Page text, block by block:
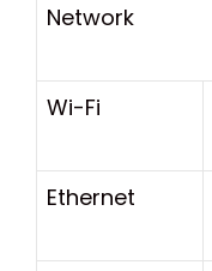
Network
Wi-Fi
Ethernet